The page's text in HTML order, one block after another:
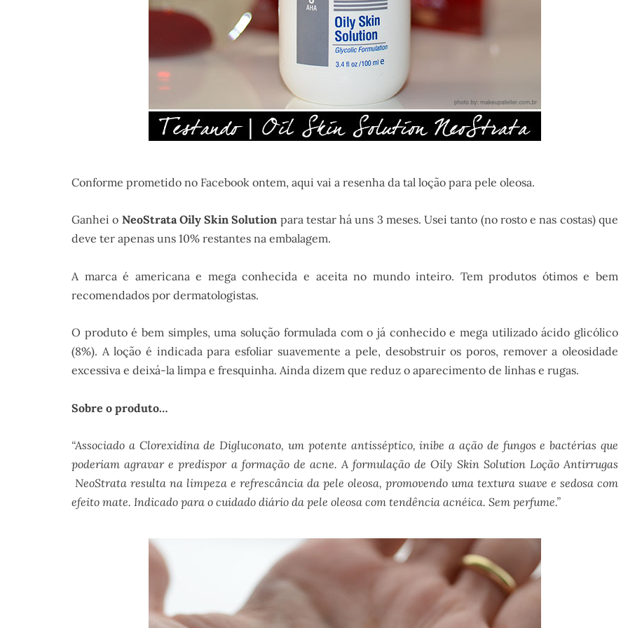
Conforme prometido no Facebook ontem, aqui vai a resenha da tal loção para pele oleosa.
Ganhei o NeoStrata Oily Skin Solution para testar há uns 3 meses. Usei tanto (no rosto e nas costas) que
deve ter apenas uns 10% restantes na embalagem.
A marca é americana e mega conhecida e aceita no mundo inteiro. Tem produtos ótimos e bem
recomendados por dermatologistas.
O produto é bem simples, uma solução formulada com o já conhecido e mega utilizado ácido glicólico
(8%). A loção é indicada para esfoliar suavemente a pele, desobstruir os poros, remover a oleosidade
excessiva e deixá-la limpa e fresquinha. Ainda dizem que reduz o aparecimento de linhas e rugas.
Sobre o produto…
“Associado a Clorexidina de Digluconato, um potente antisséptico, inibe a ação de fungos e bactérias que
poderiam agravar e predispor a formação de acne. A formulação de Oily Skin Solution Loção Antirrugas
NeoStrata resulta na limpeza e refrescância da pele oleosa, promovendo uma textura suave e sedosa com
efeito mate. Indicado para o cuidado diário da pele oleosa com tendência acnéica. Sem perfume.”